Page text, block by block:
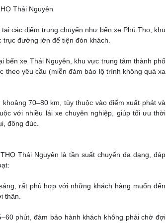
Thái Nguyên
các điểm trung chuyển như bến xe Phú Thọ, khu
trục đường lớn để tiện đón khách.
bến xe Thái Nguyên, khu vực trung tâm thành phố
theo yêu cầu (miễn đảm bảo lộ trình không quá xa
70–80 km, tùy thuộc vào điểm xuất phát và
với nhiều lái xe chuyên nghiệp, giúp tối ưu thời
đông đúc.
Thái Nguyên là tần suất chuyến đa dạng, đáp
rất phù hợp với những khách hàng muốn đến
thân.
phút, đảm bảo hành khách không phải chờ đợi